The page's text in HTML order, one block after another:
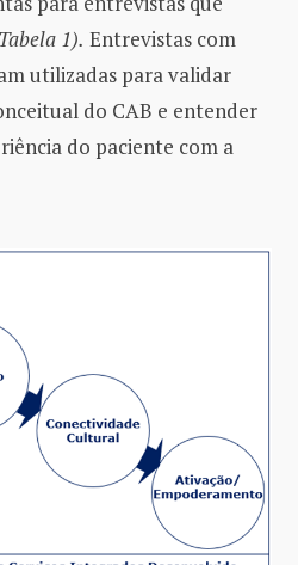
1). Entrevistas com
utilizadas para validar
do CAB e entender
do paciente com a